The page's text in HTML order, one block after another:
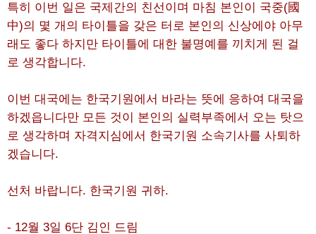
특히 이번 일은 국제간의 친선이며 마침 본인이 국중(國
中)의 몇 개의 타이틀을 갖은 터로 본인의 신상에야 아무
래도 좋다 하지만 타이틀에 대한 불명예를 끼치게 된 걸
로 생각합니다.
이번 대국에는 한국기원에서 바라는 뜻에 응하여 대국을
하겠읍니다만 모든 것이 본인의 실력부족에서 오는 탓으
로 생각하며 자격지심에서 한국기원 소속기사를 사퇴하
겠습니다.
선처 바랍니다. 한국기원 귀하.
- 12월 3일 6단 김인 드림